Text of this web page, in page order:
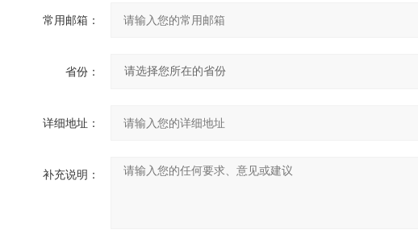
常用邮箱：
省份：
详细地址：
补充说明：